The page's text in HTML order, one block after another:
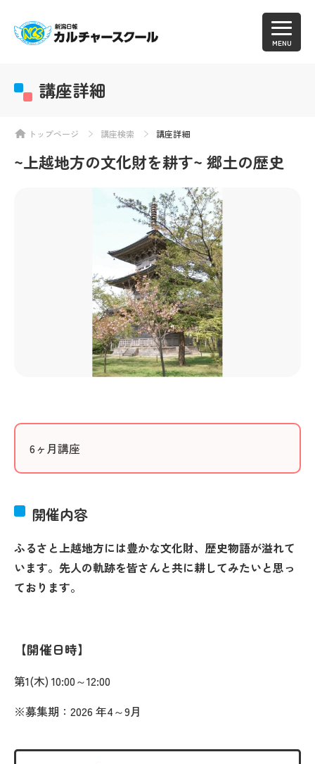
MENU
講座詳細
トップページ 講座検索 講座詳細
~上越地方の文化財を耕す~ 郷土の歴史
6ヶ月講座
開催内容
ふるさと上越地方には豊かな文化財、歴史物語が溢れて
います。先人の軌跡を皆さんと共に耕してみたいと思っ
ております。
開催日時
第1(木) 10:00～12:00
※募集期：2026 年4～9月